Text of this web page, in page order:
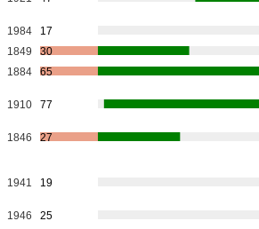
1984
17
1849
30
1884 65
1910 77
1846 27
1941 19
1946 25